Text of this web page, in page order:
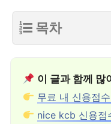
목차
이 글과 함께 많
무료 내 신용점
nice kcb 신용점